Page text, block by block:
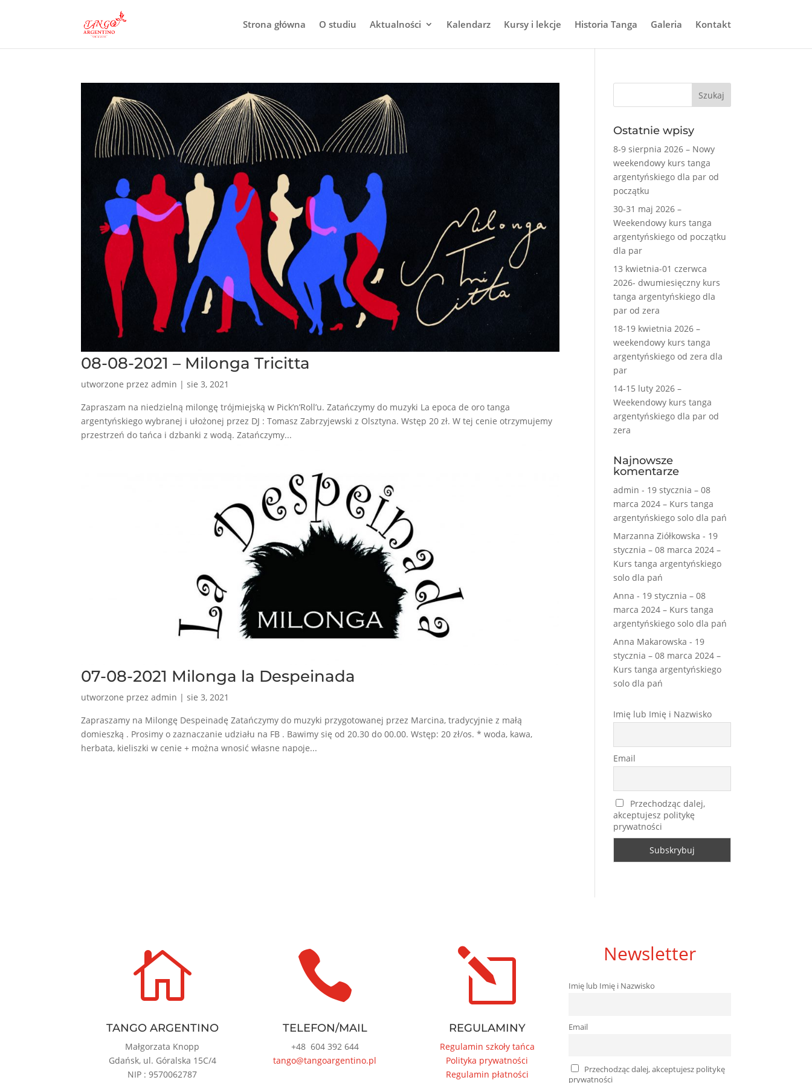
Strona główna O studiu Aktualności Kalendarz Kursy i lekcje Historia Tanga Galeria Kontakt
08-08-2021 – Milonga Tricitta
utworzone przezadmin |sie 3, 2021
Zapraszam na niedzielną milongę trójmiejską w Pick’n’Roll’u. Zatańczymy do muzyki La epoca de oro tanga
argentyńskiego wybranej i ułożonej przez DJ : Tomasz Zabrzyjewski z Olsztyna. Wstęp 20 zł. W tej cenie otrzymujemy
przestrzeń do tańca i dzbanki z wodą. Zatańczymy...
07-08-2021 Milonga la Despeinada
utworzone przezadmin |sie 3, 2021
Zapraszamy na Milongę Despeinadę Zatańczymy do muzyki przygotowanej przez Marcina, tradycyjnie z małą
domieszką . Prosimy o zaznaczanie udziału na FB . Bawimy się od 20.30 do 00.00. Wstęp: 20 zł/os. * woda, kawa,
herbata, kieliszki w cenie + można wnosić własne napoje...
Ostatnie wpisy
8-9 sierpnia 2026 – Nowy
weekendowy kurs tanga
argentyńskiego dla par od
początku
30-31 maj 2026 –
Weekendowy kurs tanga
argentyńskiego od początku
dla par
13 kwietnia-01 czerwca
2026- dwumiesięczny kurs
tanga argentyńskiego dla
par od zera
18-19 kwietnia 2026 –
weekendowy kurs tanga
argentyńskiego od zera dla
par
14-15 luty 2026 –
Weekendowy kurs tanga
argentyńskiego dla par od
zera
Najnowsze
komentarze
admin - 19 stycznia – 08
marca 2024 – Kurs tanga
argentyńskiego solo dla pań
Marzanna Ziółkowska - 19
stycznia – 08 marca 2024 –
Kurs tanga argentyńskiego
solo dla pań
Anna - 19 stycznia – 08
marca 2024 – Kurs tanga
argentyńskiego solo dla pań
Anna Makarowska - 19
stycznia – 08 marca 2024 –
Kurs tanga argentyńskiego
solo dla pań
Imię lub Imię i Nazwisko
Email
Przechodząc dalej,
akceptujesz politykę
prywatności

TANGO ARGENTINO
Małgorzata Knopp
Gdańsk, ul. Góralska 15C/4
NIP : 9570062787

TELEFON/MAIL
+48 604 392 644
tango@tangoargentino.pl
l
REGULAMINY
Regulamin szkoły tańca
Polityka prywatności
Regulamin płatności
Newsletter
Imię lub Imię i Nazwisko
Email
Przechodząc dalej, akceptujesz politykę
prywatności